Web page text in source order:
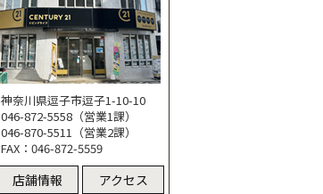
神奈川県逗子市逗子1-10-10
046-872-5558（営業1課）
046-870-5511（営業2課）
FAX：046-872-5559
店舗情報 アクセス